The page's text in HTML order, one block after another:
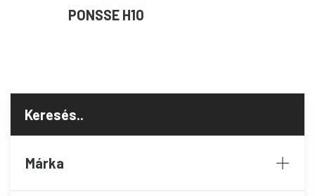
PONSSE H10
Márka